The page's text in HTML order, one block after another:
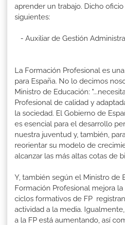
aprender un trabajo. Dicho
siguientes:
- Auxiliar de Gestión
La Formación Profesional es
para España. No lo decimos
Ministro de Educación:
Profesional de calidad y
la sociedad. El Gobierno de
es esencial para el desarrollo
nuestra juventud y, también,
reorientar su modelo de
alcanzar las más altas cotas de
Y, también según el Ministro de
Formación Profesional mejora
ciclos formativos de FP
actividad a la media.
a la FP está aumentando, así